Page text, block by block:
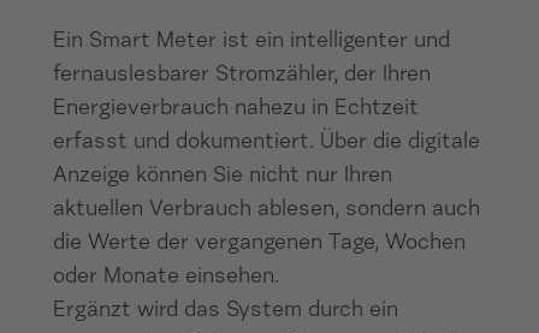
Ein Smart Meter ist ein intelligenter und
fernauslesbarer Stromzähler, der Ihren
Energieverbrauch nahezu in Echtzeit
erfasst und dokumentiert. Über die digitale
Anzeige können Sie nicht nur Ihren
aktuellen Verbrauch ablesen, sondern auch
die Werte der vergangenen Tage, Wochen
oder Monate einsehen.
Ergänzt wird das System durch ein